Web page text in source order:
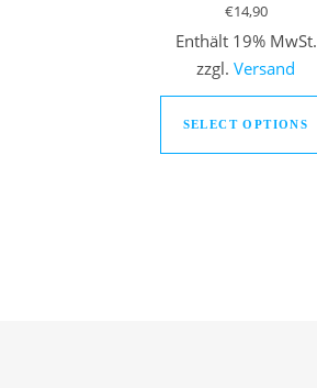
€14,90
Enthält 19% MwSt.
zzgl. Versand
SELECT OPTIONS